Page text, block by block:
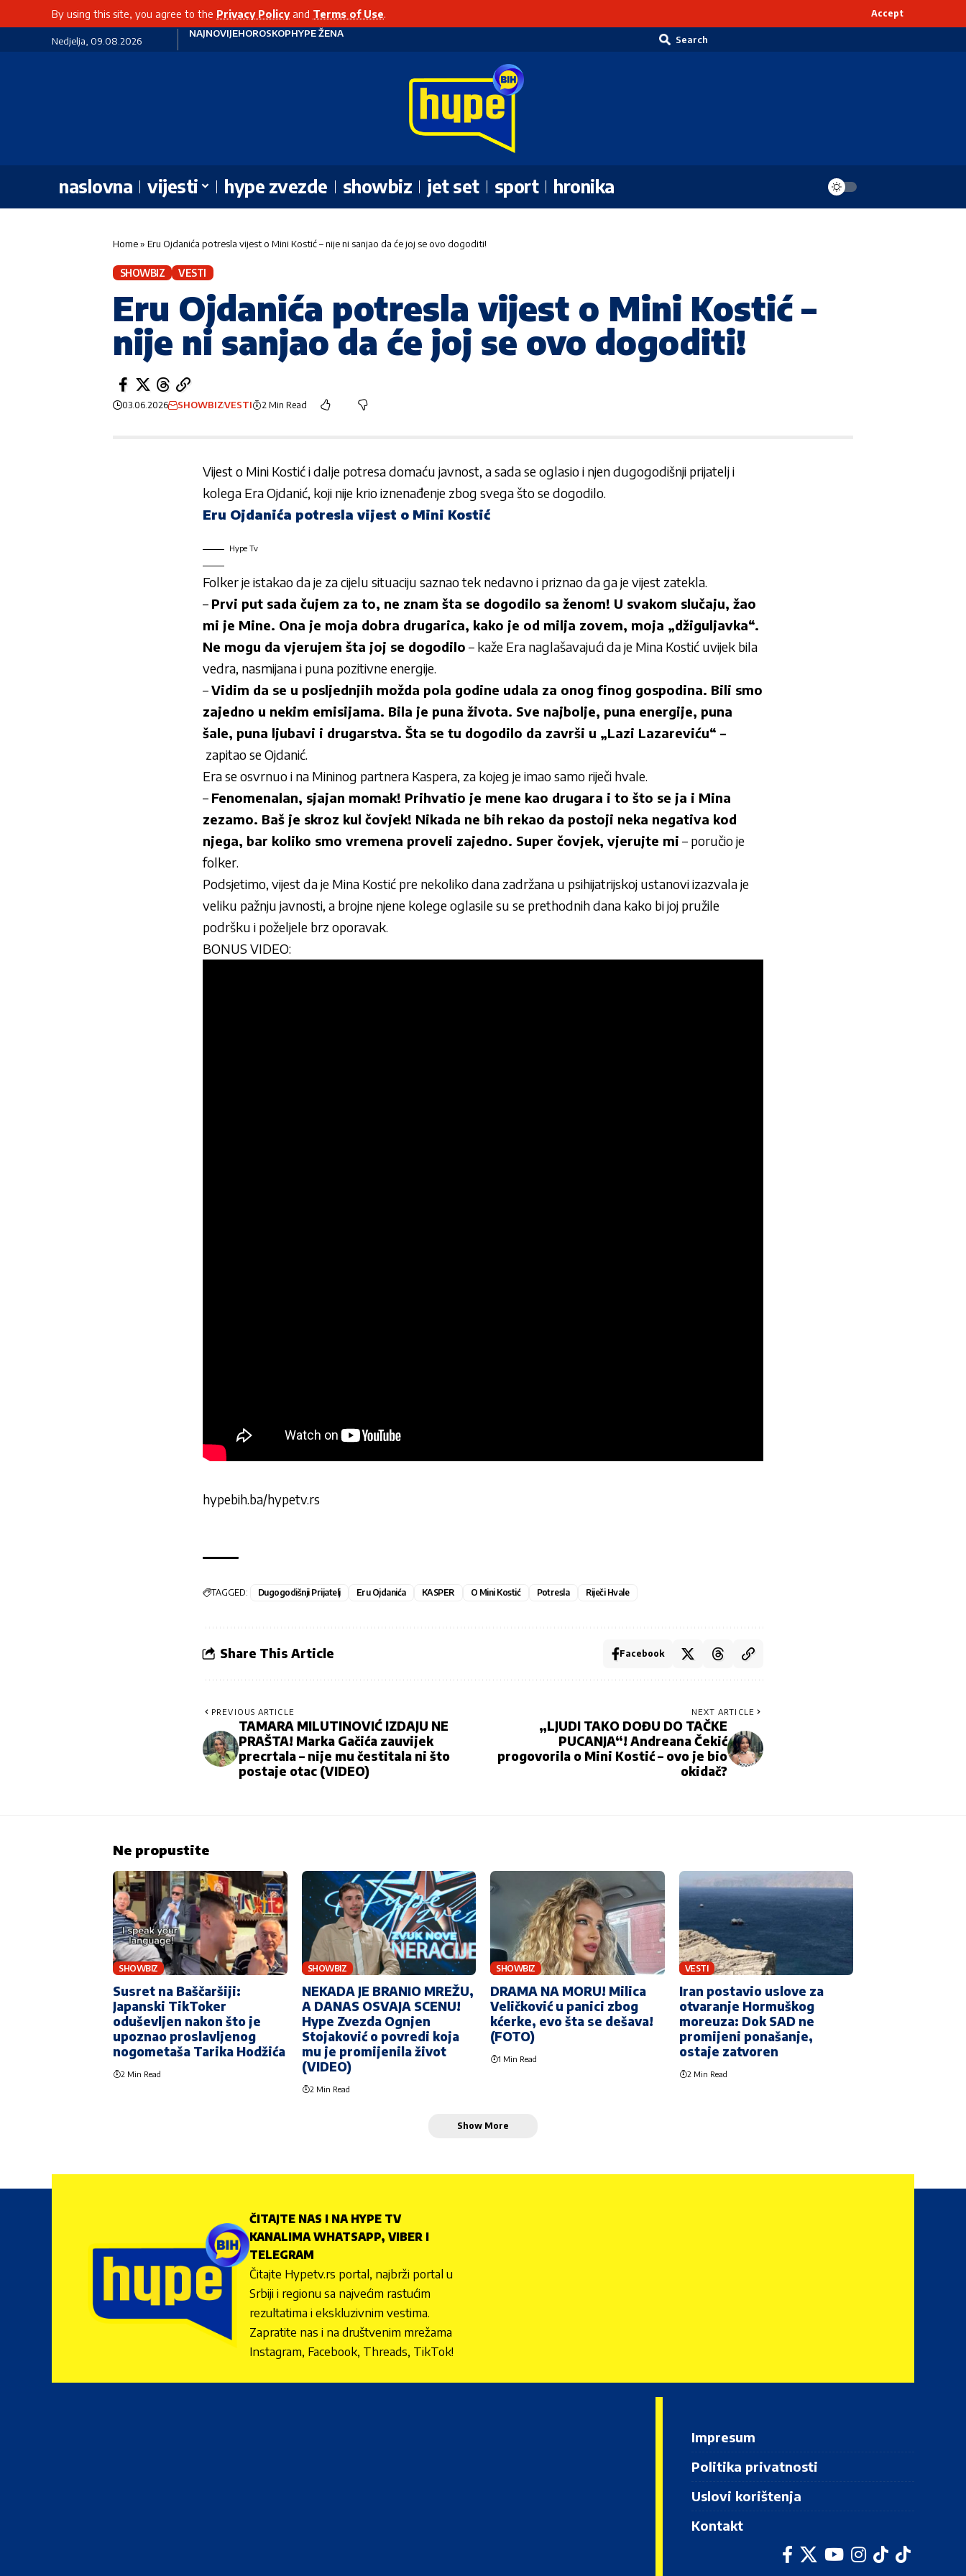
By using this site, you agree to the Privacy Policyand Terms of Use. Accept
Nedjelja, 09.08.2026
NAJNOVIJEHOROSKOPHYPE ŽENA
Search
naslovna vijesti hype zvezde showbiz jet set sport hronika
Home» Eru Ojdanića potresla vijest o Mini Kostić – nije ni sanjao da će joj se ovo dogoditi!
SHOWBIZ VESTI
Eru Ojdanića potresla vijest o Mini Kostić –
nije ni sanjao da će joj se ovo dogoditi!
03.06.2026 SHOWBIZVESTI 2 Min Read
Vijest o Mini Kostić i dalje potresa domaću javnost, a sada se oglasio i njen dugogodišnji prijatelj i
kolega Era Ojdanić, koji nije krio iznenađenje zbog svega što se dogodilo.
Eru Ojdanića potresla vijest o Mini Kostić
Hype Tv
Folker je istakao da je za cijelu situaciju saznao tek nedavno i priznao da ga je vijest zatekla.
– Prvi put sada čujem za to, ne znam šta se dogodilo sa ženom! U svakom slučaju, žao
mi je Mine. Ona je moja dobra drugarica, kako je od milja zovem, moja „džiguljavka“.
Ne mogu da vjerujem šta joj se dogodilo – kaže Era naglašavajući da je Mina Kostić uvijek bila
vedra, nasmijana i puna pozitivne energije.
–Vidim da se u posljednjih možda pola godine udala za onog finog gospodina. Bili smo
zajedno u nekim emisijama. Bila je puna života. Sve najbolje, puna energije, puna
šale, puna ljubavi i drugarstva. Šta se tu dogodilo da završi u „Lazi Lazareviću“ –
zapitao se Ojdanić.
Era se osvrnuo i na Mininog partnera Kaspera, za kojeg je imao samo riječi hvale.
– Fenomenalan, sjajan momak! Prihvatio je mene kao drugara i to što se ja i Mina
zezamo. Baš je skroz kul čovjek! Nikada ne bih rekao da postoji neka negativa kod
njega, bar koliko smo vremena proveli zajedno. Super čovjek, vjerujte mi – poručio je
folker.
Podsjetimo, vijest da je Mina Kostić pre nekoliko dana zadržana u psihijatrijskoj ustanovi izazvala je
veliku pažnju javnosti, a brojne njene kolege oglasile su se prethodnih dana kako bi joj pružile
podršku i poželjele brz oporavak.
BONUS VIDEO:
hypebih.ba/hypetv.rs
TAGGED: Dugogodišnji Prijatelj Eru Ojdanića KASPER O Mini Kostić Potresla Riječi Hvale
Share This Article Facebook
PREVIOUS ARTICLE
TAMARA MILUTINOVIĆ IZDAJU NE
PRAŠTA! Marka Gačića zauvijek
precrtala – nije mu čestitala ni što
postaje otac (VIDEO)
NEXT ARTICLE
„LJUDI TAKO DOĐU DO TAČKE
PUCANJA“! Andreana Čekić
progovorila o Mini Kostić – ovo je bio
okidač?
Ne propustite
SHOWBIZ
Susret na Baščaršiji:
Japanski TikToker
oduševljen nakon što je
upoznao proslavljenog
nogometaša Tarika Hodžića
2 Min Read
SHOWBIZ
NEKADA JE BRANIO MREŽU,
A DANAS OSVAJA SCENU!
Hype Zvezda Ognjen
Stojaković o povredi koja
mu je promijenila život
(VIDEO)
2 Min Read
SHOWBIZ
DRAMA NA MORU! Milica
Veličković u panici zbog
kćerke, evo šta se dešava!
(FOTO)
1 Min Read
VESTI
Iran postavio uslove za
otvaranje Hormuškog
moreuza: Dok SAD ne
promijeni ponašanje,
ostaje zatvoren
2 Min Read
Show More
ČITAJTE NAS I NA HYPE TV
KANALIMA WHATSAPP, VIBER I
TELEGRAM
Čitajte Hypetv.rs portal, najbrži portal u
Srbiji i regionu sa najvećim rastućim
rezultatima i ekskluzivnim vestima.
Zapratite nas i na društvenim mrežama
Instagram, Facebook, Threads, TikTok!
Impresum
Politika privatnosti
Uslovi korištenja
Kontakt